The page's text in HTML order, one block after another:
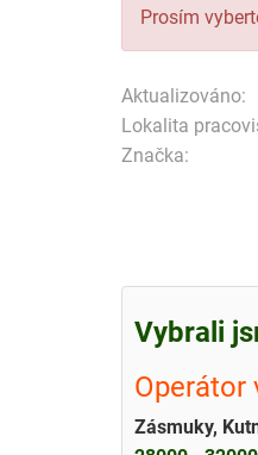
Prosím
Aktualizováno:
Lokalita
Značka:
Vybrali
Operátor
Zásmuky,